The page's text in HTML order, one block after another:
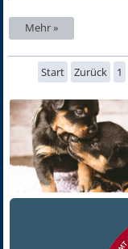
Mehr »
Start Zurück 1